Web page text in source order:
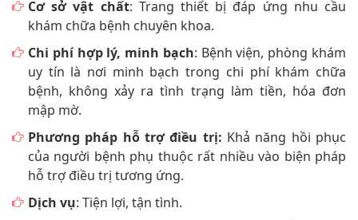
Cơ sở vật chất: Trang thiết bị đáp ứng nhu cầu
khám chữa bệnh chuyên khoa.
Chi phí hợp lý, minh bạch: Bệnh viện, phòng khám
uy tín là nơi minh bạch trong chi phí khám chữa
bệnh, không xảy ra tình trạng làm tiền, hóa đơn
mập mờ.
Phương pháp hỗ trợ điều trị: Khả năng hồi phục
của người bệnh phụ thuộc rất nhiều vào biện pháp
hỗ trợ điều trị tương ứng.
Dịch vụ: Tiện lợi, tận tình.